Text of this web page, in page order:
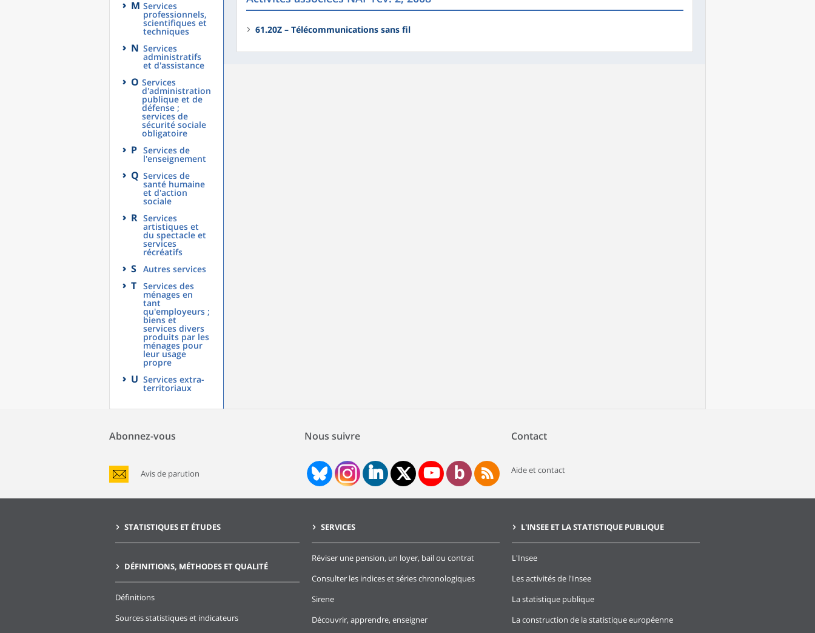
M Services
professionnels,
scientifiques et
techniques
N Services
administratifs
et d'assistance
O Services
d'administration
publique et de
défense ;
services de
sécurité sociale
obligatoire
P Services de
l'enseignement
Q Services de
santé humaine
et d'action
sociale
R Services
artistiques et
du spectacle et
services
récréatifs
S Autres services
T Services des
ménages en
tant
qu'employeurs ;
biens et
services divers
produits par les
ménages pour
leur usage
propre
U Services extra-
territoriaux
61.20Z – Télécommunications sans fil
Abonnez-vous
Avis de parution
Nous suivre Contact
Aide et contact
STATISTIQUES ET ÉTUDES
DÉFINITIONS, MÉTHODES ET QUALITÉ
Définitions
Sources statistiques et indicateurs
SERVICES
Réviser une pension, un loyer, bail ou contrat
Consulter les indices et séries chronologiques
Sirene
Découvrir, apprendre, enseigner
L'INSEE ET LA STATISTIQUE PUBLIQUE
L'Insee
Les activités de l'Insee
La statistique publique
La construction de la statistique européenne